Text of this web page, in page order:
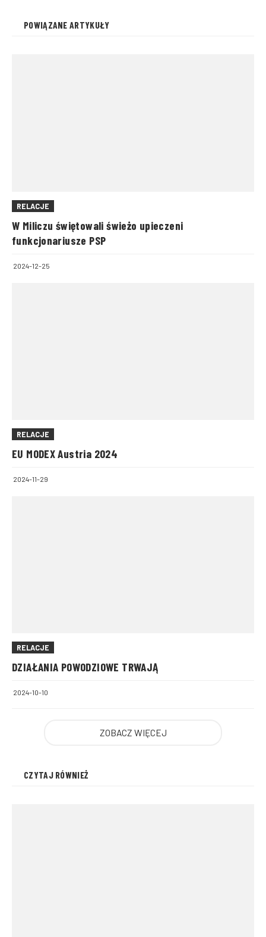
POWIĄZANE ARTYKUŁY
RELACJE
W Miliczu świętowali świeżo upieczeni
funkcjonariusze PSP
2024-12-25
RELACJE
EU MODEX Austria 2024
2024-11-29
RELACJE
DZIAŁANIA POWODZIOWE TRWAJĄ
2024-10-10
ZOBACZ WIĘCEJ
CZYTAJ RÓWNIEŻ